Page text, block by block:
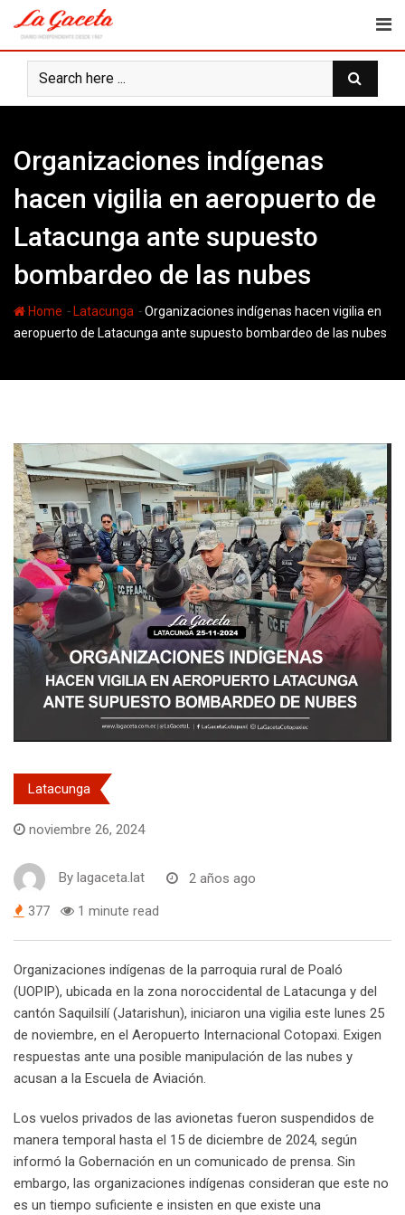
content
Organizaciones indígenas
hacen vigilia en aeropuerto de
Latacunga ante supuesto
bombardeo de las nubes
Home - Latacunga -Organizaciones indígenas hacen vigilia en
aeropuerto de Latacunga ante supuesto bombardeo de las nubes
Latacunga
noviembre 26, 2024
By lagaceta.lat 2 años ago
377 1 minute read
Organizaciones indígenas de la parroquia rural de Poaló
(UOPIP), ubicada en la zona noroccidental de Latacunga y del
cantón Saquilsilí (Jatarishun), iniciaron una vigilia este lunes 25
de noviembre, en el Aeropuerto Internacional Cotopaxi. Exigen
respuestas ante una posible manipulación de las nubes y
acusan a la Escuela de Aviación.
Los vuelos privados de las avionetas fueron suspendidos de
manera temporal hasta el 15 de diciembre de 2024, según
informó la Gobernación en un comunicado de prensa. Sin
embargo, las organizaciones indígenas consideran que este no
es un tiempo suficiente e insisten en que existe una